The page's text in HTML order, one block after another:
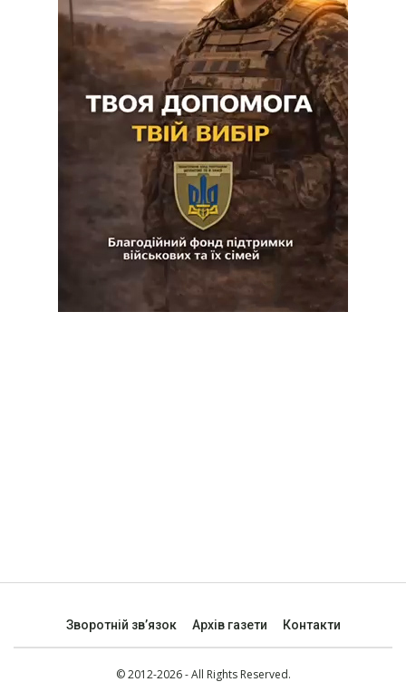
Зворотній зв’язок Архів газети Контакти
© 2012-2026 - All Rights Reserved.